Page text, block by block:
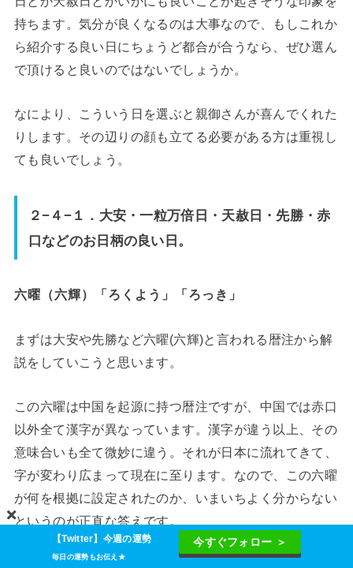
持ちます。気分が良くなるのは大事なので、もしこれか
ら紹介する良い日にちょうど都合が合うなら、ぜひ選ん
で頂けると良いのではないでしょうか。
なにより、こういう日を選ぶと親御さんが喜んでくれた
りします。その辺りの顔も立てる必要がある方は重視し
ても良いでしょう。
２−４−１．大安・一粒万倍日・天赦日・先勝・赤
口などのお日柄の良い日。
六曜（六輝）「ろくよう」「ろっき」
まずは大安や先勝など六曜(六輝)と言われる暦注から解
説をしていこうと思います。
この六曜は中国を起源に持つ暦注ですが、中国では赤口
以外全て漢字が異なっています。漢字が違う以上、その
意味合いも全て微妙に違う。それが日本に流れてきて、
字が変わり広まって現在に至ります。なので、この六曜
が何を根拠に設定されたのか、いまいちよく分からない
というのが正直な答えです。
ただ、日本人に古くから愛用されてきた暦注であるのは
【Twitter】今週の運勢
毎日の運勢もお伝え★
今すぐフォロー ＞